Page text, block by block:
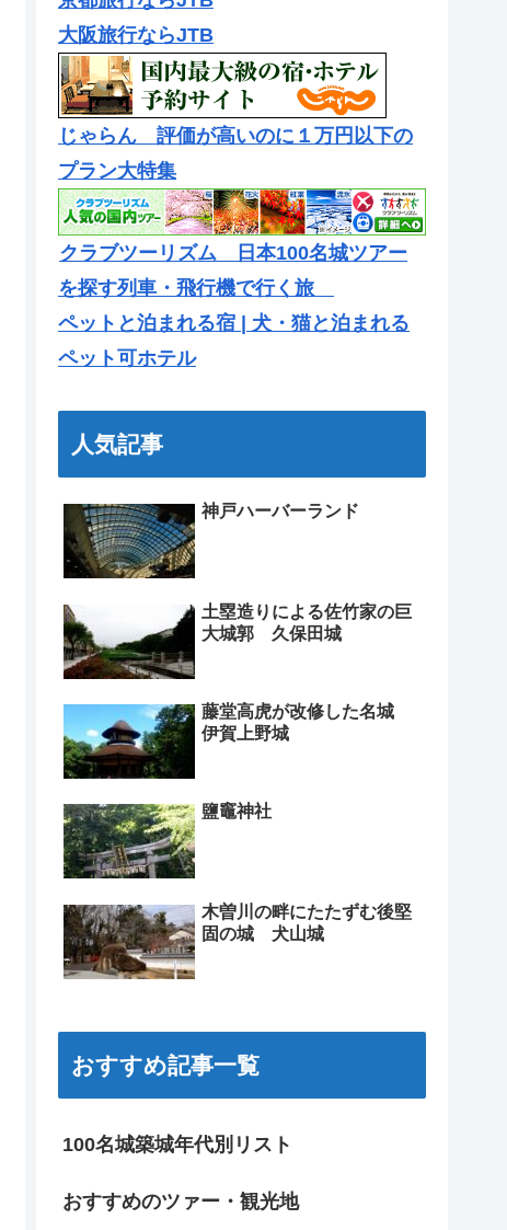
大阪旅行ならJTB
じゃらん 評価が高いのに１万円以下の
プラン大特集
クラブツーリズム 日本100名城ツアー
を探す列車・飛行機で行く旅
ペットと泊まれる宿 | 犬・猫と泊まれる
ペット可ホテル
人気記事
神戸ハーバーランド
土塁造りによる佐竹家の巨
大城郭 久保田城
藤堂高虎が改修した名城
伊賀上野城
鹽竈神社
木曽川の畔にたたずむ後堅
固の城 犬山城
おすすめ記事一覧
100名城築城年代別リスト
おすすめのツァー・観光地